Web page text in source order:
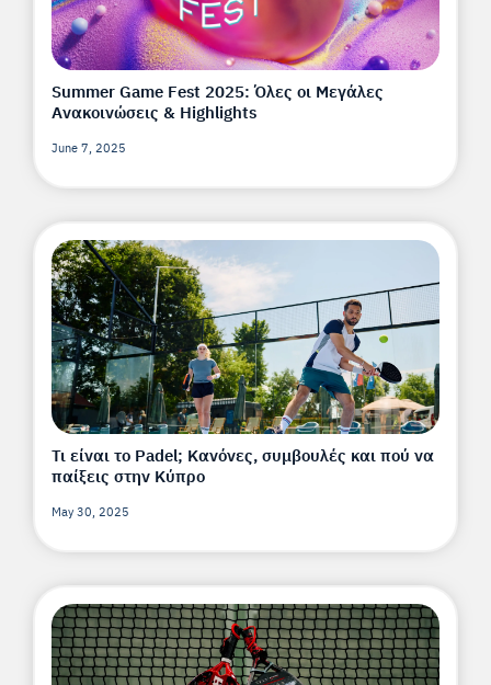
Summer Game Fest 2025: Όλες οι Μεγάλες
Ανακοινώσεις & Highlights
June 7, 2025
Τι είναι το Padel; Κανόνες, συμβουλές και πού να
παίξεις στην Κύπρο
May 30, 2025